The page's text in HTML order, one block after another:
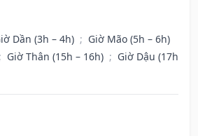
Dần (3h – 4h) ; Giờ Mão (5h – 6h)
; Giờ Thân (15h – 16h) ; Giờ Dậu (17h